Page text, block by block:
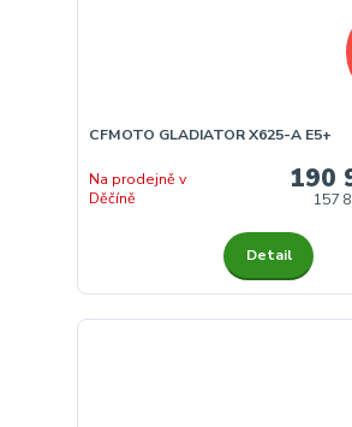
CFMOTO GLADIATOR X625-A E5+
190
157
Na prodejně v
Děčíně
Detail